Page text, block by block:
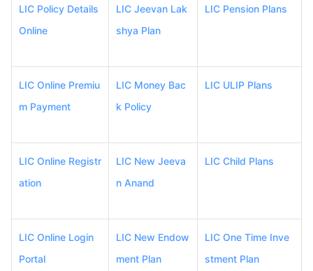
LIC Policy Details
Online
LIC Jeevan Lak
shya Plan
LIC Pension Plans
LIC Online Premiu
m Payment
LIC Money Bac
k Policy
LIC ULIP Plans
LIC Online Registr
ation
LIC New Jeeva
n Anand
LIC Child Plans
LIC Online Login
Portal
LIC New Endow
ment Plan
LIC One Time Inve
stment Plan